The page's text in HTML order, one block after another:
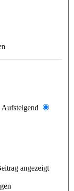
Aufsteigend
angezeigt